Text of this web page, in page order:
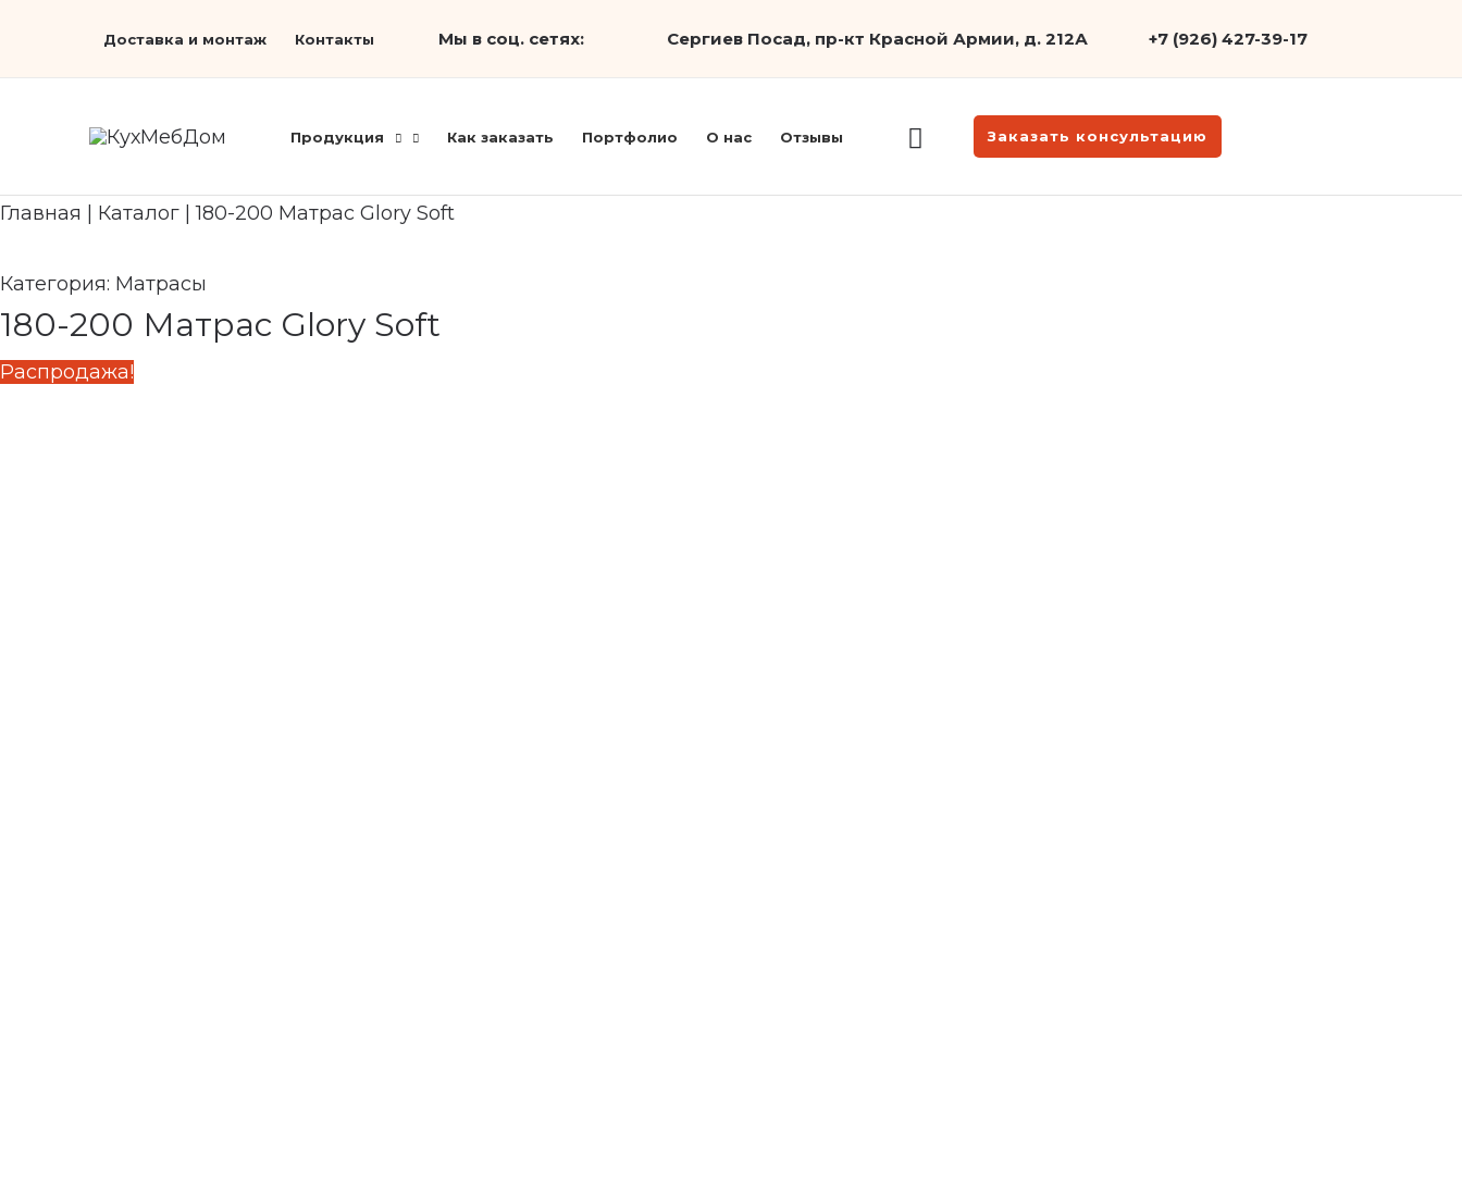
Доставка и монтаж Контакты Мы в соц. сетях: Сергиев Посад, пр-кт Красной Армии, д. 212А +7 (926) 427-39-17
Продукция Как заказать Портфолио О нас Отзывы Заказать консультацию
Главная Каталог |180-200 Матрас Glory Soft
Категория: Матрасы
180-200 Матрас Glory Soft
Распродажа!
цена
75
цена:
590 ₽.